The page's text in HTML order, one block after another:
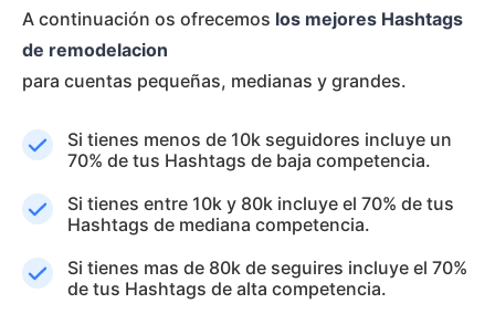
A continuación os ofrecemos los mejores Hashtags
de remodelacion
para cuentas pequeñas, medianas y grandes.
Si tienes menos de 10k seguidores incluye un
70% de tus Hashtags de baja competencia.
Si tienes entre 10k y 80k incluye el 70% de tus
Hashtags de mediana competencia.
Si tienes mas de 80k de seguires incluye el 70%
de tus Hashtags de alta competencia.